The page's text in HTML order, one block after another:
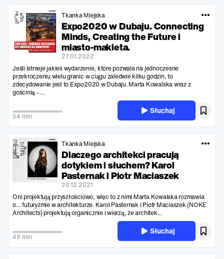
Tkanka Miejska
Expo2020 w Dubaju. Connecting
Minds, Creating the Future i
miasto-makieta.
27.01.2022
Jeśli istnieje jakieś wydarzenie, które pozwala na jednoczesne
przekroczeniu wielu granic w ciągu zaledwie kilku godzin, to
zdecydowanie jest to Expo2020 w Dubaju. Marta Kowalska wraz z
gościnią - ...
54 min
Słuchaj
Tkanka Miejska
Dlaczego architekci pracują
dotykiem i słuchem? Karol
Pasternak i Piotr Maciaszek
20.12.2021
Oni projektują przyszłościowo, więc to z nimi Marta Kowalska rozmawia
o… futuryzmie w architekturze. Karol Pasternak i Piotr Maciaszek (NOKE
Architects) projektują organicznie i wierzą, że architek...
49 min
Słuchaj